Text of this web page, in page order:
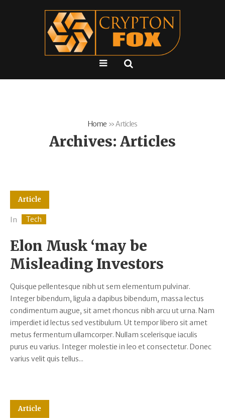
Home »Articles
Archives: Articles
Article
In Tech
Elon Musk ‘may be
Misleading Investors
Quisque pellentesque nibh ut sem elementum pulvinar.
Integer bibendum, ligula a dapibus bibendum, massa lectus
condimentum augue, sit amet rhoncus nibh arcu ut urna. Nam
imperdiet id lectus sed vestibulum. Ut tempor libero sit amet
metus fermentum ullamcorper. Nullam scelerisque iaculis
purus eu varius. Integer molestie in leo et consectetur. Donec
varius velit quis tellus...
Article